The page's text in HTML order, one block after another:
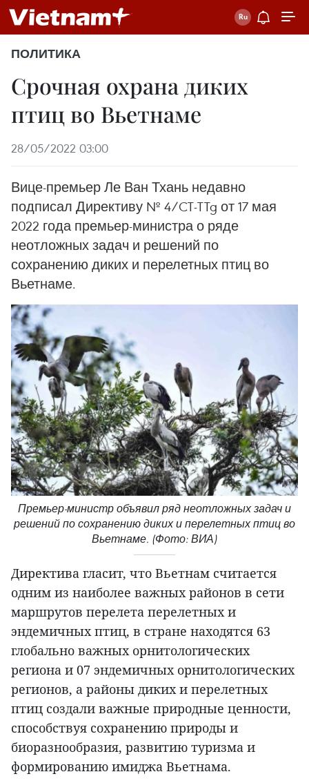
ПОЛИТИКА
Срочная охрана диких
птиц во Вьетнаме
28/05/2022 03:00
Вице-премьер Ле Ван Тхань недавно
подписал Директиву № 4/CT-TTg от 17 мая
2022 года премьер-министра о ряде
неотложных задач и решений по
сохранению диких и перелетных птиц во
Вьетнаме.
Премьер-министр объявил ряд неотложных задач и
решений по сохранению диких и перелетных птиц во
Вьетнаме. (Фото: ВИА)
Директива гласит, что Вьетнам считается
одним из наиболее важных районов в сети
маршрутов перелета перелетных и
эндемичных птиц, в стране находятся 63
глобально важных орнитологических
региона и 07 эндемичных орнитологических
регионов, а районы диких и перелетных
птиц создали важные природные ценности,
способствуя сохранению природы и
биоразнообразия, развитию туризма и
формированию имиджа Вьетнама.